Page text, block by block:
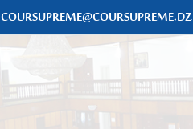
COURSUPREME@COURSUPREME.DZ